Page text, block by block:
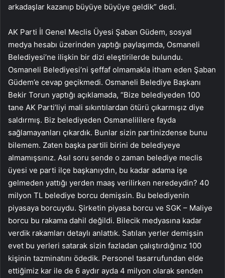
arkadaşlar kazanıp büyüye büyüye geldik” dedi.
AK Parti İl Genel Meclis Üyesi Şaban Güdem, sosyal
medya hesabı üzerinden yaptığı paylaşımda, Osmaneli
Belediyesi’ne ilişkin bir dizi eleştirilerde bulundu.
Osmaneli Belediyesi’ni şeffaf olmamakla itham eden Şaban
Güdem’e cevap geçikmedi. Osmaneli Belediye Başkanı
Bekir Torun yaptığı açıklamada, “Bize belediyeden 100
tane AK Parti’liyi mali sıkıntılardan ötürü çıkarmışız diye
saldırmış. Biz belediyeden Osmanelililere fayda
sağlamayanları çıkardık. Bunlar sizin partinizdense bunu
bilemem. Zaten başka partili birini de belediyeye
almamışsınız. Asıl soru sende o zaman belediye meclis
üyesi ve parti ilçe başkanıydın, bu kadar adama işe
gelmeden yattığı yerden maaş verilirken neredeydin? 40
milyon TL belediye borcu demişsin. Bu belediyenin
piyasaya borcuydu. Şirketin piyasa borcu ve SGK – Maliye
borcu bu rakama dahil değildi. Bilecik medyasına kadar
verdik rakamları detaylı anlattık. Satılan yerler demişsin
evet bu yerleri satarak sizin fazladan çalıştırdığınız 100
kişinin tazminatını ödedik. Personel tasarrufundan elde
ettiğimiz kar ile de 6 aydır ayda 4 milyon olarak senden